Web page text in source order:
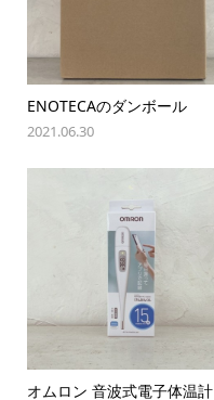
ENOTECAのダンボール
2021.06.30
オムロン 音波式電子体温計